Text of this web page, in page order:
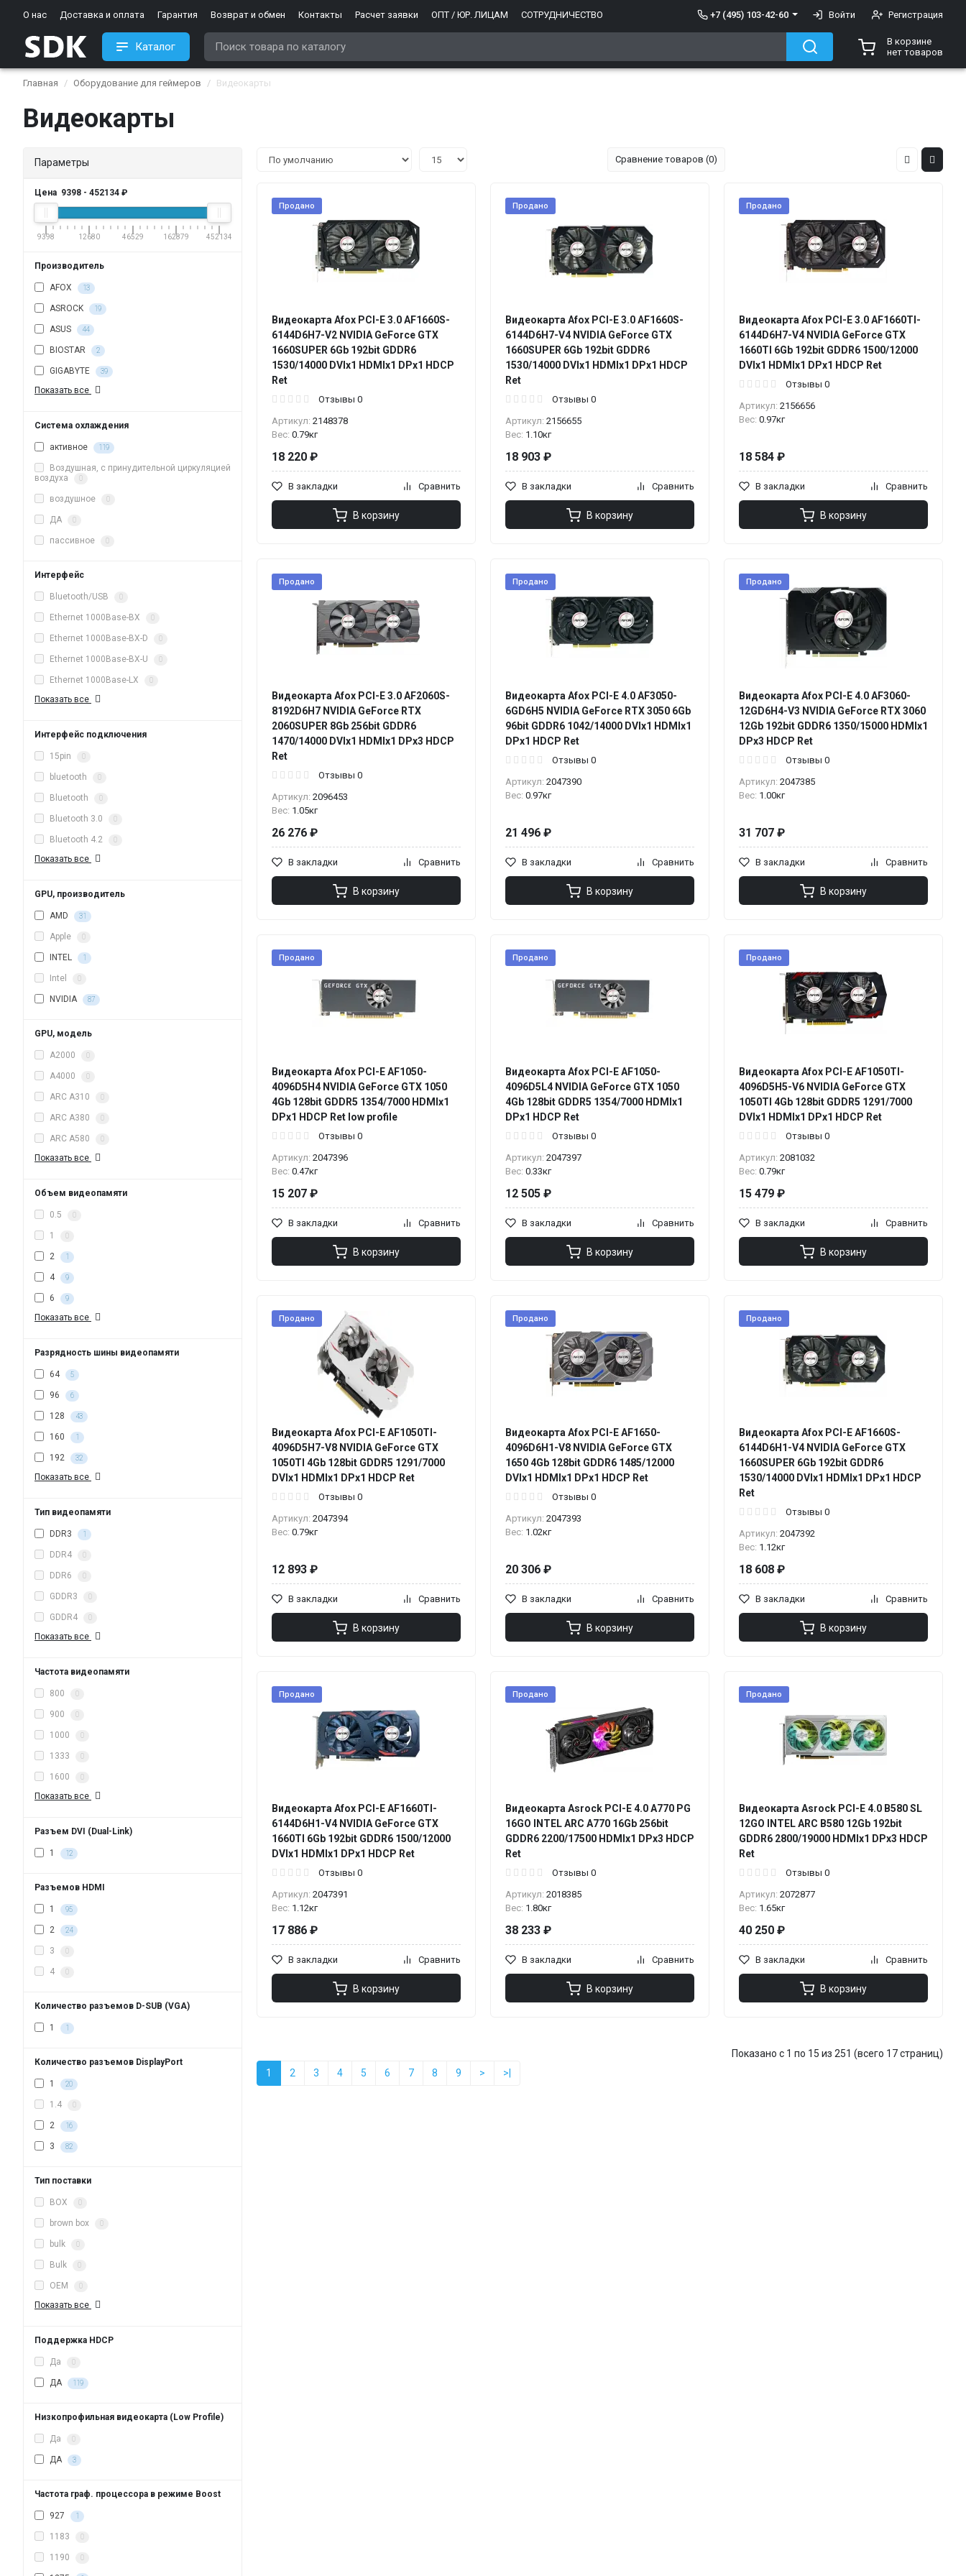
О нас Доставка и оплата Гарантия Возврат и обмен Контакты Расчет заявки ОПТ / ЮР. ЛИЦАМ СОТРУДНИЧЕСТВО +7 (495) 103-42-60 Войти Регистрация
Каталог
В корзине
нет товаров
Главная Оборудование для геймеров Видеокарты
Видеокарты
Параметры
Цена 9398 - 452134 ₽
9398 12680 46529 162879 452134
Производитель
AFOX 13
ASROCK 19
ASUS 44
BIOSTAR 2
GIGABYTE 39
Показать все
Система охлаждения
активное 119
Воздушная, с принудительной циркуляцией
воздуха
0
воздушное 0
ДА 0
пассивное 0
Интерфейс
Bluetooth/USB 0
Ethernet 1000Base-BX 0
Ethernet 1000Base-BX-D 0
Ethernet 1000Base-BX-U 0
Ethernet 1000Base-LX 0
Показать все
Интерфейс подключения
15pin 0
bluetooth 0
Bluetooth 0
Bluetooth 3.0 0
Bluetooth 4.2 0
Показать все
GPU, производитель
AMD 31
Apple 0
INTEL 1
Intel 0
NVIDIA 87
GPU, модель
A2000 0
A4000 0
ARC A310 0
ARC A380 0
ARC A580 0
Показать все
Объем видеопамяти
0.5 0
1 0
2 1
4 9
6 9
Показать все
Разрядность шины видеопамяти
64 5
96 6
128 43
160 1
192 32
Показать все
Тип видеопамяти
DDR3 1
DDR4 0
DDR6 0
GDDR3 0
GDDR4 0
Показать все
Частота видеопамяти
800 0
900 0
1000 0
1333 0
1600 0
Показать все
Разъем DVI (Dual-Link)
1 12
Разъемов HDMI
1 95
2 24
3 0
4 0
Количество разъемов D-SUB (VGA)
1 1
Количество разъемов DisplayPort
1 20
1.4 0
2 16
3 82
Тип поставки
BOX 0
brown box 0
bulk 0
Bulk 0
OEM 0
Показать все
Поддержка HDCP
Да 0
ДА 119
Низкопрофильная видеокарта (Low Profile)
Да 0
ДА 3
Частота граф. процессора в режиме Boost
927 1
1183 0
1190 0
Сравнение товаров (0)
Продано
Видеокарта Afox PCI-E 3.0 AF1660S-
6144D6H7-V2 NVIDIA GeForce GTX
1660SUPER 6Gb 192bit GDDR6
1530/14000 DVIx1 HDMIx1 DPx1 HDCP
Ret
Отзывы 0
Артикул: 2148378
Вес: 0.79кг
18 220 ₽
В закладки Сравнить
В корзину
Продано
Видеокарта Afox PCI-E 3.0 AF1660S-
6144D6H7-V4 NVIDIA GeForce GTX
1660SUPER 6Gb 192bit GDDR6
1530/14000 DVIx1 HDMIx1 DPx1 HDCP
Ret
Отзывы 0
Артикул: 2156655
Вес: 1.10кг
18 903 ₽
В закладки Сравнить
В корзину
Продано
Видеокарта Afox PCI-E 3.0 AF1660TI-
6144D6H7-V4 NVIDIA GeForce GTX
1660TI 6Gb 192bit GDDR6 1500/12000
DVIx1 HDMIx1 DPx1 HDCP Ret
Отзывы 0
Артикул: 2156656
Вес: 0.97кг
18 584 ₽
В закладки Сравнить
В корзину
Продано
Видеокарта Afox PCI-E 3.0 AF2060S-
8192D6H7 NVIDIA GeForce RTX
2060SUPER 8Gb 256bit GDDR6
1470/14000 DVIx1 HDMIx1 DPx3 HDCP
Ret
Отзывы 0
Артикул: 2096453
Вес: 1.05кг
26 276 ₽
В закладки Сравнить
В корзину
Продано
Видеокарта Afox PCI-E 4.0 AF3050-
6GD6H5 NVIDIA GeForce RTX 3050 6Gb
96bit GDDR6 1042/14000 DVIx1 HDMIx1
DPx1 HDCP Ret
Отзывы 0
Артикул: 2047390
Вес: 0.97кг
21 496 ₽
В закладки Сравнить
В корзину
Продано
Видеокарта Afox PCI-E 4.0 AF3060-
12GD6H4-V3 NVIDIA GeForce RTX 3060
12Gb 192bit GDDR6 1350/15000 HDMIx1
DPx3 HDCP Ret
Отзывы 0
Артикул: 2047385
Вес: 1.00кг
31 707 ₽
В закладки Сравнить
В корзину
Продано
Видеокарта Afox PCI-E AF1050-
4096D5H4 NVIDIA GeForce GTX 1050
4Gb 128bit GDDR5 1354/7000 HDMIx1
DPx1 HDCP Ret low profile
Отзывы 0
Артикул: 2047396
Вес: 0.47кг
15 207 ₽
В закладки Сравнить
В корзину
Продано
Видеокарта Afox PCI-E AF1050-
4096D5L4 NVIDIA GeForce GTX 1050
4Gb 128bit GDDR5 1354/7000 HDMIx1
DPx1 HDCP Ret
Отзывы 0
Артикул: 2047397
Вес: 0.33кг
12 505 ₽
В закладки Сравнить
В корзину
Продано
Видеокарта Afox PCI-E AF1050TI-
4096D5H5-V6 NVIDIA GeForce GTX
1050TI 4Gb 128bit GDDR5 1291/7000
DVIx1 HDMIx1 DPx1 HDCP Ret
Отзывы 0
Артикул: 2081032
Вес: 0.79кг
15 479 ₽
В закладки Сравнить
В корзину
Продано
Видеокарта Afox PCI-E AF1050TI-
4096D5H7-V8 NVIDIA GeForce GTX
1050TI 4Gb 128bit GDDR5 1291/7000
DVIx1 HDMIx1 DPx1 HDCP Ret
Отзывы 0
Артикул: 2047394
Вес: 0.79кг
12 893 ₽
В закладки Сравнить
В корзину
Продано
Видеокарта Afox PCI-E AF1650-
4096D6H1-V8 NVIDIA GeForce GTX
1650 4Gb 128bit GDDR6 1485/12000
DVIx1 HDMIx1 DPx1 HDCP Ret
Отзывы 0
Артикул: 2047393
Вес: 1.02кг
20 306 ₽
В закладки Сравнить
В корзину
Продано
Видеокарта Afox PCI-E AF1660S-
6144D6H1-V4 NVIDIA GeForce GTX
1660SUPER 6Gb 192bit GDDR6
1530/14000 DVIx1 HDMIx1 DPx1 HDCP
Ret
Отзывы 0
Артикул: 2047392
Вес: 1.12кг
18 608 ₽
В закладки Сравнить
В корзину
Продано
Видеокарта Afox PCI-E AF1660TI-
6144D6H1-V4 NVIDIA GeForce GTX
1660TI 6Gb 192bit GDDR6 1500/12000
DVIx1 HDMIx1 DPx1 HDCP Ret
Отзывы 0
Артикул: 2047391
Вес: 1.12кг
17 886 ₽
В закладки Сравнить
В корзину
Продано
Видеокарта Asrock PCI-E 4.0 A770 PG
16GO INTEL ARC A770 16Gb 256bit
GDDR6 2200/17500 HDMIx1 DPx3 HDCP
Ret
Отзывы 0
Артикул: 2018385
Вес: 1.80кг
38 233 ₽
В закладки Сравнить
В корзину
Продано
Видеокарта Asrock PCI-E 4.0 B580 SL
12GO INTEL ARC B580 12Gb 192bit
GDDR6 2800/19000 HDMIx1 DPx3 HDCP
Ret
Отзывы 0
Артикул: 2072877
Вес: 1.65кг
40 250 ₽
В закладки Сравнить
В корзину
1 2 3 4 5 6 7 8 9 > >|
Показано с 1 по 15 из 251 (всего 17 страниц)